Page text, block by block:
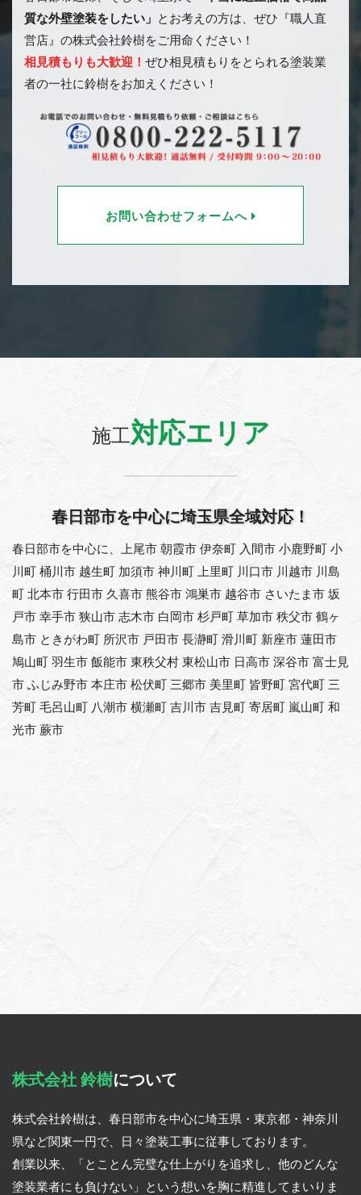
質な外壁塗装をしたい」
とお考えの方は、ぜひ『職人直
営店』の株式会社鈴樹をご用命ください！
相見積もりも大歓迎！ ぜひ相見積もりをとられる塗装業
者の一社に鈴樹をお加えください！
お問い合わせフォームへ
施工対応エリア
春日部市を中心に埼玉県全域対応！
春日部市を中心に、上尾市 朝霞市 伊奈町 入間市 小鹿野町 小
川町 桶川市 越生町 加須市 神川町 上里町 川口市 川越市 川島
町 北本市 行田市 久喜市 熊谷市 鴻巣市 越谷市 さいたま市 坂
戸市 幸手市 狭山市 志木市 白岡市 杉戸町 草加市 秩父市 鶴ヶ
島市 ときがわ町 所沢市 戸田市 長瀞町 滑川町 新座市 蓮田市
鳩山町 羽生市 飯能市 東秩父村 東松山市 日高市 深谷市 富士見
市 ふじみ野市 本庄市 松伏町 三郷市 美里町 皆野町 宮代町 三
芳町 毛呂山町 八潮市 横瀬町 吉川市 吉見町 寄居町 嵐山町 和
光市 蕨市
株式会社 鈴樹について
株式会社鈴樹は、春日部市を中心に埼玉県・東京都・神奈川
県など関東一円で、日々塗装工事に従事しております。
創業以来、「とことん完璧な仕上がりを追求し、他のどんな
塗装業者にも負けない」という想いを胸に精進してまいりま